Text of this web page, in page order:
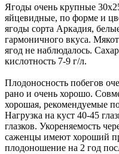
Ягоды очень крупные
яйцевидные, по форме и
ягоды сорта Аркадия,
гармоничного вкуса.
ягод не наблюдалось.
кислотность 7-9 г/л.
Плодоносность побегов
рано и очень хорошо.
хорошая, рекомендуемые
Нагрузка на куст 40-45
глазков. Укореняемость
саженцы имеют хороший
плодоношение на 2 год